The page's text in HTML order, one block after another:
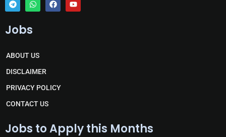
T
l
r
a
m
W
a
a
p
p
F Y
Jobs
ABOUT US
DISCLAIMER
PRIVACY POLICY
CONTACT US
Jobs to Apply this Months